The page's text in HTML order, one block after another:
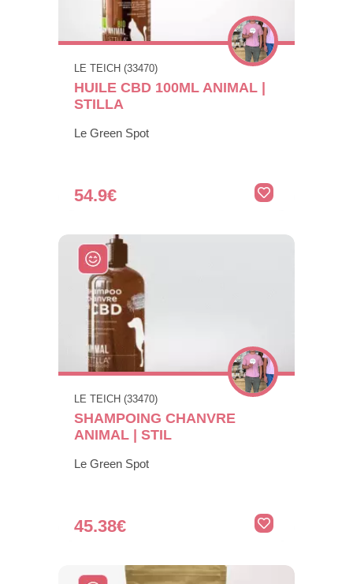
LE TEICH (33470)
HUILE CBD 100ML ANIMAL |
STILLA
Le Green Spot
54.9€
LE TEICH (33470)
SHAMPOING CHANVRE
ANIMAL | STIL
Le Green Spot
45.38€